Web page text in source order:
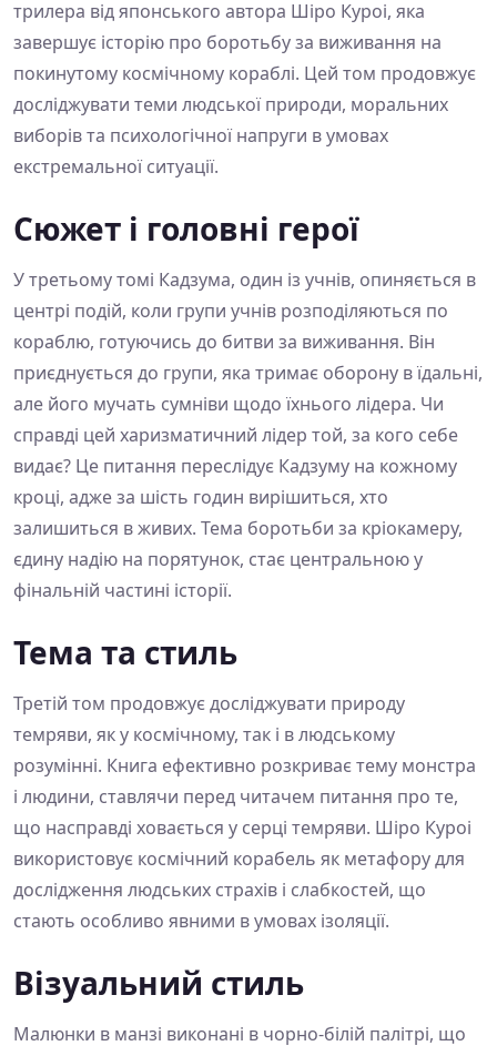
трилера від японського автора Шіро Куроі, яка
завершує історію про боротьбу за виживання на
покинутому космічному кораблі. Цей том продовжує
досліджувати теми людської природи, моральних
виборів та психологічної напруги в умовах
екстремальної ситуації.
Сюжет і головні герої
У третьому томі Кадзума, один із учнів, опиняється в
центрі подій, коли групи учнів розподіляються по
кораблю, готуючись до битви за виживання. Він
приєднується до групи, яка тримає оборону в їдальні,
але його мучать сумніви щодо їхнього лідера. Чи
справді цей харизматичний лідер той, за кого себе
видає? Це питання переслідує Кадзуму на кожному
кроці, адже за шість годин вирішиться, хто
залишиться в живих. Тема боротьби за кріокамеру,
єдину надію на порятунок, стає центральною у
фінальній частині історії.
Тема та стиль
Третій том продовжує досліджувати природу
темряви, як у космічному, так і в людському
розумінні. Книга ефективно розкриває тему монстра
і людини, ставлячи перед читачем питання про те,
що насправді ховається у серці темряви. Шіро Куроі
використовує космічний корабель як метафору для
дослідження людських страхів і слабкостей, що
стають особливо явними в умовах ізоляції.
Візуальний стиль
Малюнки в манзі виконані в чорно-білій палітрі, що